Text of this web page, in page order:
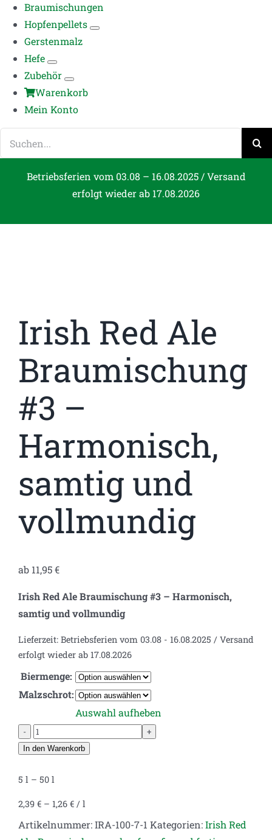
Braumischungen
Hopfenpellets
Gerstenmalz
Hefe
Zubehör
Warenkorb
Mein Konto
Betriebsferien vom 03.08 – 16.08.2025 / Versand
erfolgt wieder ab 17.08.2026
Irish Red Ale
Braumischung
#3 –
Harmonisch,
samtig und
vollmundig
ab 11,95€
Irish Red Ale Braumischung #3 – Harmonisch,
samtig und vollmundig
Lieferzeit: Betriebsferien vom 03.08 - 16.08.2025 / Versand
erfolgt wieder ab 17.08.2026
Biermenge:
Malzschrot:
Auswahl aufheben
Irish
Red
Braumischung
#3
Harmonisch,
In den Warenkorb
5 l – 50 l
2,39 € – 1,26 € / l
Artikelnummer:IRA-100-7-1 Kategorien:Irish Red